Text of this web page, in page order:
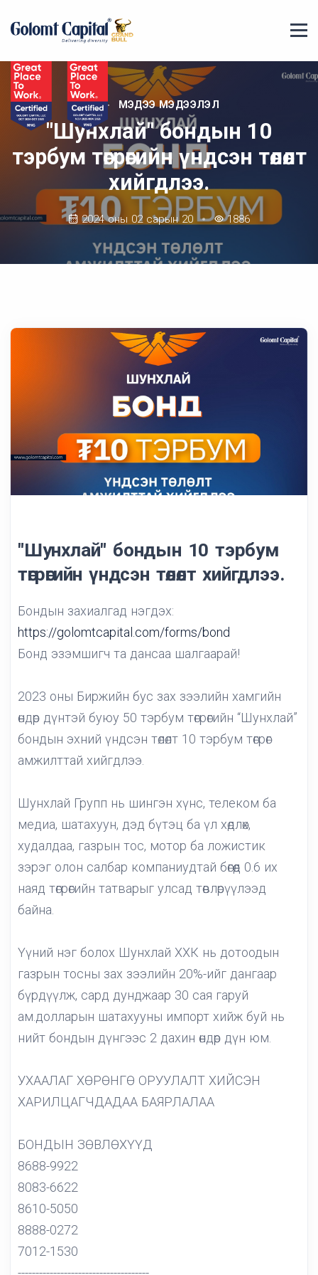
МЭДЭЭ МЭДЭЭЛЭЛ
"Шунхлай" бондын 10
тэрбум төгрөгийн үндсэн төлөлт
хийгдлээ.
2024 оны 02 сарын 20 1886
"Шунхлай" бондын 10 тэрбум
төгрөгийн үндсэн төлөлт хийгдлээ.
Бондын захиалгад нэгдэх:
https://golomtcapital.com/forms/bond
Бонд эзэмшигч та дансаа шалгаарай!
2023 оны Биржийн бус зах зээлийн хамгийн
өндөр дүнтэй буюу 50 тэрбум төгрөгийн “Шунхлай”
бондын эхний үндсэн төлөлт 10 тэрбум төгрөг
амжилттай хийгдлээ.
Шунхлай Групп нь шингэн хүнс, телеком ба
медиа, шатахуун, дэд бүтэц ба үл хөдлөх,
худалдаа, газрын тос, мотор ба ложистик
зэрэг олон салбар компаниудтай бөгөөд 0.6 их
наяд төгрөгийн татварыг улсад төвлөрүүлээд
байна.
Үүний нэг болох Шунхлай ХХК нь дотоодын
газрын тосны зах зээлийн 20%-ийг дангаар
бүрдүүлж, сард дунджаар 30 сая гаруй
ам.долларын шатахууны импорт хийж буй нь
нийт бондын дүнгээс 2 дахин өндөр дүн юм.
УХААЛАГ ХӨРӨНГӨ ОРУУЛАЛТ ХИЙСЭН
ХАРИЛЦАГЧДАДАА БАЯРЛАЛАА
БОНДЫН ЗӨВЛӨХҮҮД
8688-9922
8083-6622
8610-5050
8888-0272
7012-1530